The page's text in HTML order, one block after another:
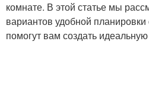
планировки
комнате. В этой статье мы
вариантов удобной
помогут вам создать